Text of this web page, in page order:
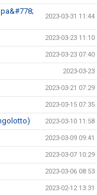
2023-03-31 11:44
2023-03-23 11:10
2023-03-23 07:40
2023-03-23
2023-03-21 07:29
2023-03-15 07:35
2023-03-10 11:58
2023-03-09 09:41
2023-03-07 10:29
2023-03-06 08:53
2023-02-12 13:31